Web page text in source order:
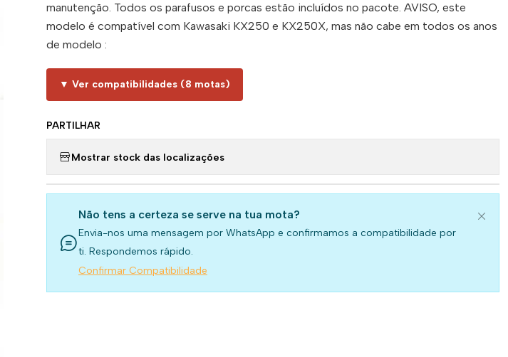
manutenção. Todos os parafusos e porcas estão incluídos no pacote. AVISO, este
modelo é compatível com Kawasaki KX250 e KX250X, mas não cabe em todos os anos
de modelo :
▼ Ver compatibilidades (8 motas)
PARTILHAR
Mostrar stock das localizações
Não tens a certeza se serve na tua mota?
Envia-nos uma mensagem por WhatsApp e confirmamos a compatibilidade por
ti. Respondemos rápido.
Confirmar Compatibilidade